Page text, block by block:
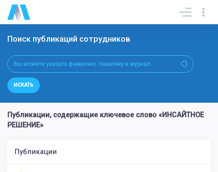
Поиск публикаций сотрудников
ИСКАТЬ
Публикации, содержащие ключевое слово «ИНСАЙТНОЕ
РЕШЕНИЕ»
Публикации